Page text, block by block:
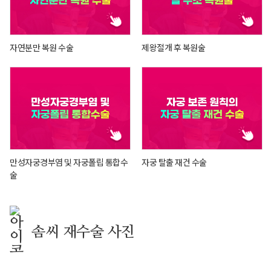
자연분만 복원 수술 제왕절개 후 복원술
만성자궁경부염 및 자궁폴립 통합수
술
자궁 탈출 재건 수술
솜씨 재수술 사진